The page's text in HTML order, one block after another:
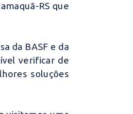
RS que
da BASF e da
verificar de
soluções